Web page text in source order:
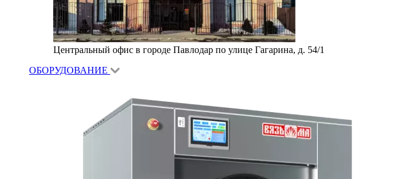
Центральный офис в городе Павлодар по улице Гагарина, д. 54/1
ОБОРУДОВАНИЕ